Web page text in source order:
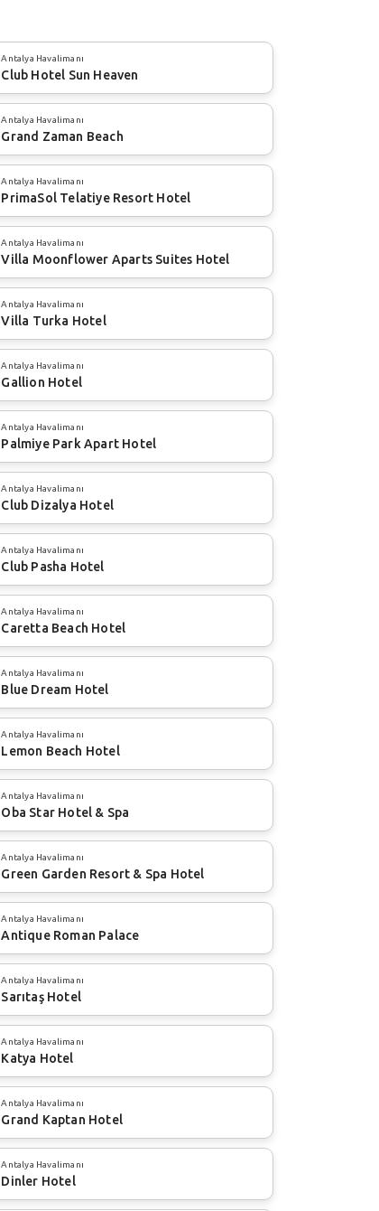
Antalya Havalimanı
Club Hotel Sun Heaven
Antalya Havalimanı
Grand Zaman Beach
Antalya Havalimanı
PrimaSol Telatiye Resort Hotel
Antalya Havalimanı
Villa Moonflower Aparts Suites Hotel
Antalya Havalimanı
Villa Turka Hotel
Antalya Havalimanı
Gallion Hotel
Antalya Havalimanı
Palmiye Park Apart Hotel
Antalya Havalimanı
Club Dizalya Hotel
Antalya Havalimanı
Club Pasha Hotel
Antalya Havalimanı
Caretta Beach Hotel
Antalya Havalimanı
Blue Dream Hotel
Antalya Havalimanı
Lemon Beach Hotel
Antalya Havalimanı
Oba Star Hotel & Spa
Antalya Havalimanı
Green Garden Resort & Spa Hotel
Antalya Havalimanı
Antique Roman Palace
Antalya Havalimanı
Sarıtaş Hotel
Antalya Havalimanı
Katya Hotel
Antalya Havalimanı
Grand Kaptan Hotel
Antalya Havalimanı
Dinler Hotel